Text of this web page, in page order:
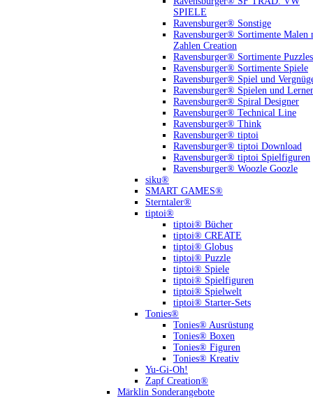
SPIELE
Ravensburger® Sonstige
Ravensburger® Sortimente Malen
Zahlen Creation
Ravensburger® Sortimente Puzzles
Ravensburger® Sortimente Spiele
Ravensburger® Spiel und
Ravensburger® Spielen und
Ravensburger® Spiral Designer
Ravensburger® Technical Line
Ravensburger® Think
Ravensburger® tiptoi
Ravensburger® tiptoi Download
Ravensburger® tiptoi Spielfiguren
Ravensburger® Woozle Goozle
siku®
SMART GAMES®
Sterntaler®
tiptoi®
tiptoi® Bücher
tiptoi® CREATE
tiptoi® Globus
tiptoi® Puzzle
tiptoi® Spiele
tiptoi® Spielfiguren
tiptoi® Spielwelt
tiptoi® Starter-Sets
Tonies®
Tonies® Ausrüstung
Tonies® Boxen
Tonies® Figuren
Tonies® Kreativ
Yu-Gi-Oh!
Zapf Creation®
Märklin Sonderangebote